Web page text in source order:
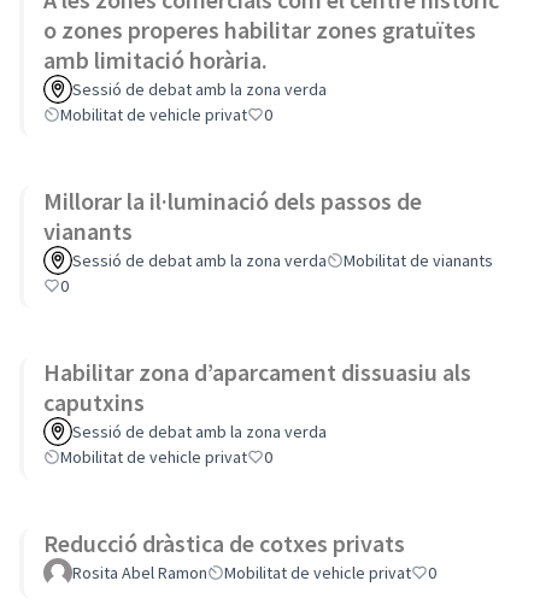
o zones properes habilitar zones gratuïtes
amb limitació horària.
Sessió de debat amb la zona verda
Mobilitat de vehicle privat
0
Millorar la il·luminació dels passos de
vianants
Sessió de debat amb la zona verda
Mobilitat de vianants
0
Habilitar zona d’aparcament dissuasiu als
caputxins
Sessió de debat amb la zona verda
Mobilitat de vehicle privat
0
Reducció dràstica de cotxes privats
Rosita Abel Ramon Mobilitat de vehicle privat 0